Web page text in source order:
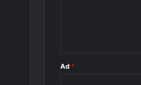
Ad *